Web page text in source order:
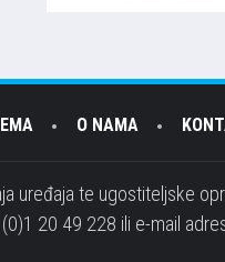
O NAMA
uređaja te ugostiteljske
20 49 228 ili e-mail